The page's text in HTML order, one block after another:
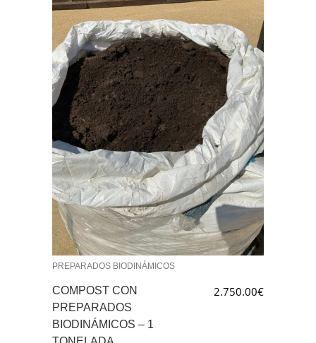
PREPARADOS BIODINÁMICOS
COMPOST CON
PREPARADOS
BIODINÁMICOS – 1
2.750.00€